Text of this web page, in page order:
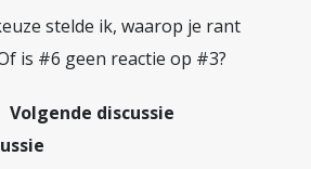
stelde ik, waarop je rant
is #6 geen reactie op #3?
Volgende discussie